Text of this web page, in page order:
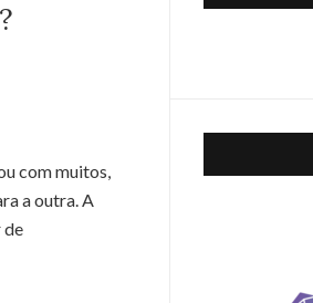
com muitos,
a outra. A
de